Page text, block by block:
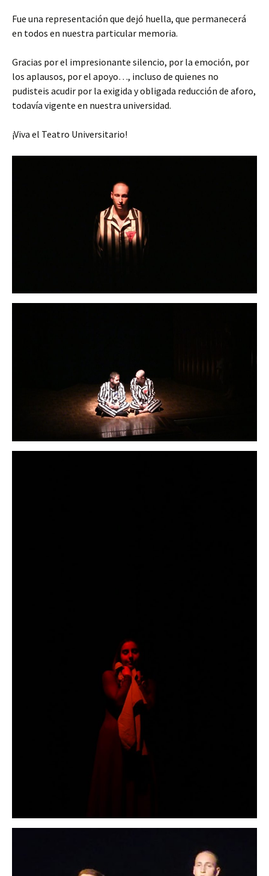
Fue una representación que dejó huella, que permanecerá
en todos en nuestra particular memoria.
Gracias por el impresionante silencio, por la emoción, por
los aplausos, por el apoyo…, incluso de quienes no
pudisteis acudir por la exigida y obligada reducción de aforo,
todavía vigente en nuestra universidad.
¡Viva el Teatro Universitario!